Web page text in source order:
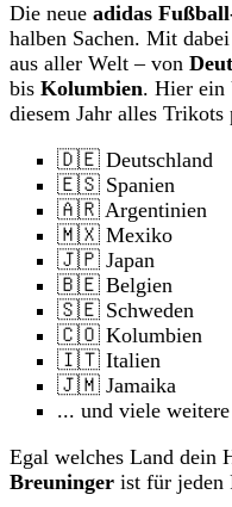
Die neue adidas
halben Sachen. Mit
aus aller Welt – von
bis Kolumbien. Hier ein
diesem Jahr alles Trikots
🇩🇪 Deutschland
🇪🇸 Spanien
🇦🇷 Argentinien
🇲🇽 Mexiko
🇯🇵 Japan
🇧🇪 Belgien
🇸🇪 Schweden
🇨🇴 Kolumbien
🇮🇹 Italien
🇯🇲 Jamaika
... und viele
Egal welches Land dein
Breuninger ist für jeden